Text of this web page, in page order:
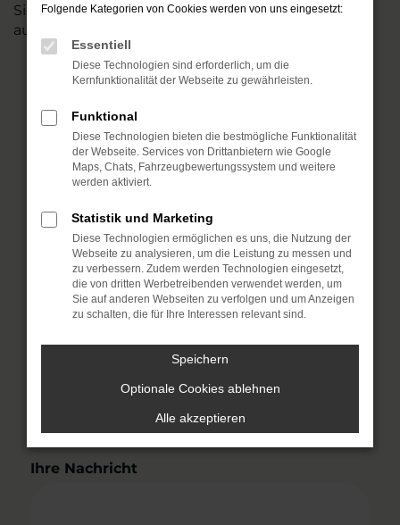
Sie zu unserem Team passen – wir sind gespannt
auf Ihre Bewerbung!
Nachname*
E-Mail*
Telefon
Wunschposition*
Ihre Nachricht
Folgende Kategorien von Cookies werden von uns eingesetzt:
Essentiell
Diese Technologien sind erforderlich, um die
Kernfunktionalität der Webseite zu gewährleisten.
Funktional
Diese Technologien bieten die bestmögliche Funktionalität
der Webseite. Services von Drittanbietern wie Google
Maps, Chats, Fahrzeugbewertungssystem und weitere
werden aktiviert.
Statistik und Marketing
Diese Technologien ermöglichen es uns, die Nutzung der
Webseite zu analysieren, um die Leistung zu messen und
zu verbessern. Zudem werden Technologien eingesetzt,
die von dritten Werbetreibenden verwendet werden, um
Sie auf anderen Webseiten zu verfolgen und um Anzeigen
zu schalten, die für Ihre Interessen relevant sind.
Speichern
Optionale Cookies ablehnen
Alle akzeptieren